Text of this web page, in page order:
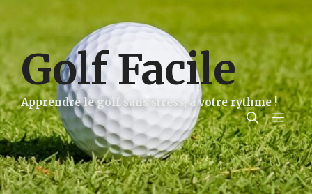
contenu
Golf Facile
Apprendre le golf sans stress, à votre rythme !